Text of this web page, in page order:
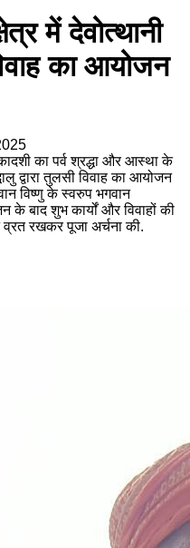
में देवोत्थानी
का आयोजन
का पर्व श्रद्धा और आस्था के
द्वारा तुलसी विवाह का आयोजन
विष्णु के स्वरुप भगवान
बाद शुभ कार्यों और विवाहों की
रखकर पूजा अर्चना की.